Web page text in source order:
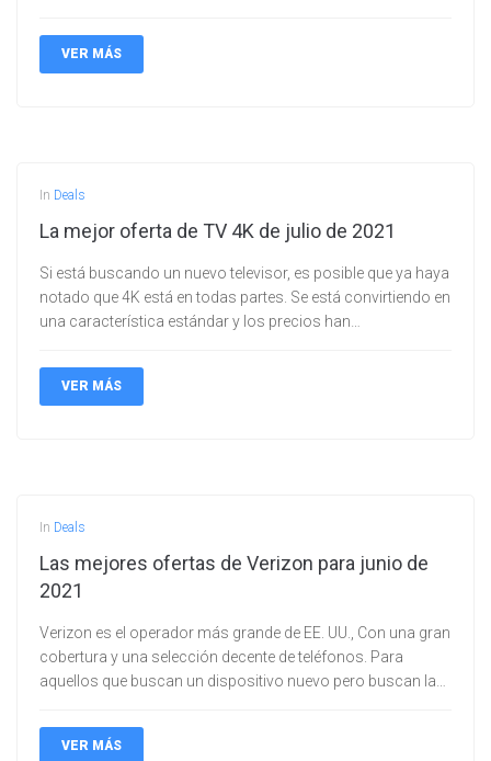
VER MÁS
In Deals
La mejor oferta de TV 4K de julio de 2021
Si está buscando un nuevo televisor, es posible que ya haya
notado que 4K está en todas partes. Se está convirtiendo en
una característica estándar y los precios han…
VER MÁS
In Deals
Las mejores ofertas de Verizon para junio de
2021
Verizon es el operador más grande de EE. UU., Con una gran
cobertura y una selección decente de teléfonos. Para
aquellos que buscan un dispositivo nuevo pero buscan la…
VER MÁS